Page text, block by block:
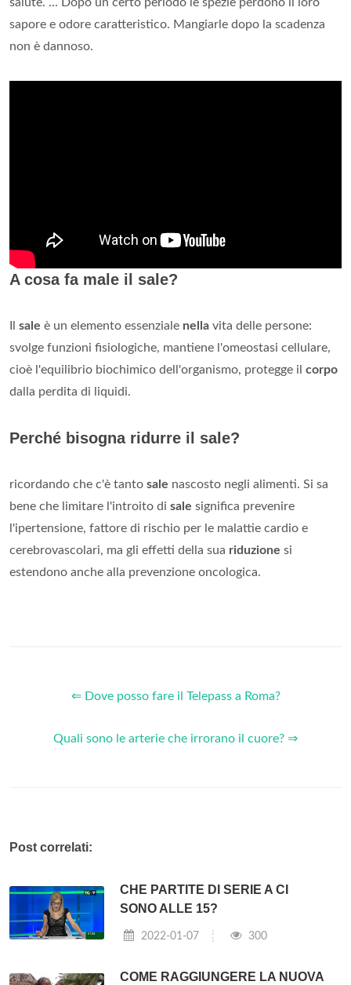
sapore e odore caratteristico. Mangiarle dopo la scadenza
non è dannoso.
A cosa fa male il sale?
sale è un elemento essenziale nella vita delle persone:
svolge funzioni fisiologiche, mantiene l'omeostasi cellulare,
cioè l'equilibrio biochimico dell'organismo, protegge il corpo
dalla perdita di liquidi.
Perché bisogna ridurre il sale?
ricordando che c'è tanto sale nascosto negli alimenti. Si sa
bene che limitare l'introito di sale significa prevenire
l'ipertensione, fattore di rischio per le malattie cardio e
cerebrovascolari, ma gli effetti della sua riduzione si
estendono anche alla prevenzione oncologica.
⇐ Dove posso fare il Telepass a Roma?
Quali sono le arterie che irrorano il cuore? ⇒
Post correlati:
CHE PARTITE DI SERIE A CI
SONO ALLE 15?
2022-01-07 300
COME RAGGIUNGERE LA NUOVA